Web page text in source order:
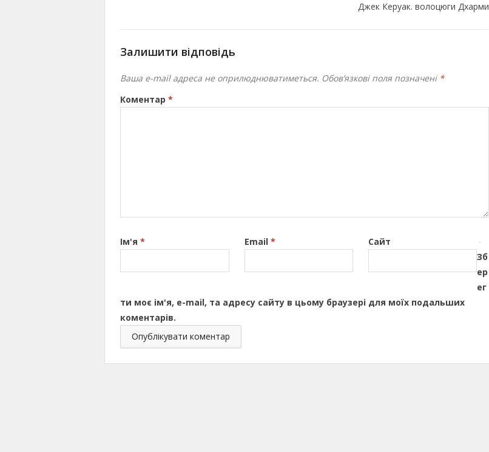
Джек Керуак. волоцюги Дхарми
Залишити відповідь
Ваша e-mail адреса не оприлюднюватиметься. Обов’язкові поля позначені *
Коментар *
Ім'я * Email *
Сайт
Зб
ер
ег
ти моє ім'я, e-mail, та адресу сайту в цьому браузері для моїх подальших
коментарів.